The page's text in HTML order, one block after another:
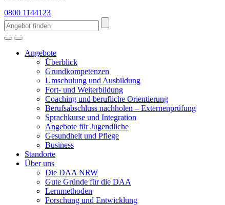
0800 1144123
Angebote
Überblick
Grundkompetenzen
Umschulung und Ausbildung
Fort- und Weiterbildung
Coaching und berufliche Orientierung
Berufsabschluss nachholen – Externenprüfung
Sprachkurse und Integration
Angebote für Jugendliche
Gesundheit und Pflege
Business
Standorte
Über uns
Die DAA NRW
Gute Gründe für die DAA
Lernmethoden
Forschung und Entwicklung